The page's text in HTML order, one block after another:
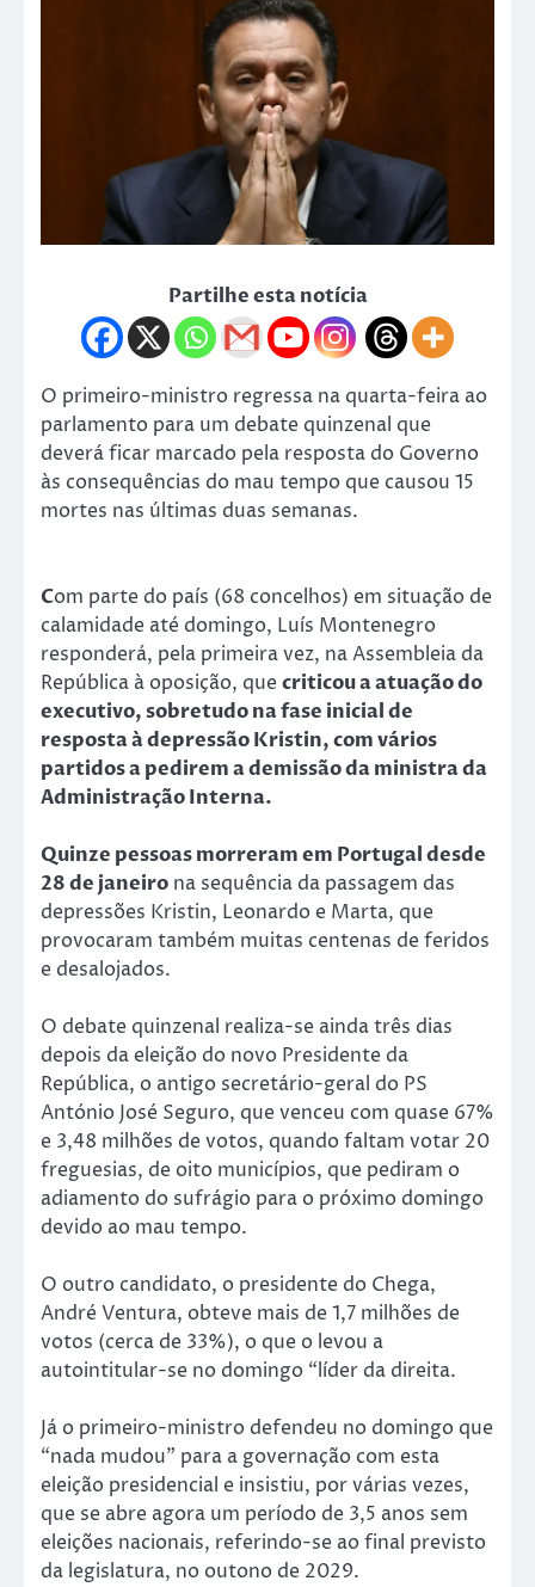
Partilhe esta notícia
O primeiro-ministro regressa na quarta-feira ao
parlamento para um debate quinzenal que
deverá ficar marcado pela resposta do Governo
às consequências do mau tempo que causou 15
mortes nas últimas duas semanas.
Com parte do país (68 concelhos) em situação de
calamidade até domingo, Luís Montenegro
responderá, pela primeira vez, na Assembleia da
República à oposição, quecriticou a atuação do
executivo, sobretudo na fase inicial de
resposta à depressão Kristin, com vários
partidos a pedirem a demissão da ministra da
Administração Interna.
Quinze pessoas morreram em Portugal desde
28 de janeiro na sequência da passagem das
depressões Kristin, Leonardo e Marta, que
provocaram também muitas centenas de feridos
e desalojados.
O debate quinzenal realiza-se ainda três dias
depois da eleição do novo Presidente da
República, o antigo secretário-geral do PS
António José Seguro, que venceu com quase 67%
e 3,48 milhões de votos, quando faltam votar 20
freguesias, de oito municípios, que pediram o
adiamento do sufrágio para o próximo domingo
devido ao mau tempo.
O outro candidato, o presidente do Chega,
André Ventura, obteve mais de 1,7 milhões de
votos (cerca de 33%), o que o levou a
autointitular-se no domingo “líder da direita.
Já o primeiro-ministro defendeu no domingo que
“nada mudou” para a governação com esta
eleição presidencial e insistiu, por várias vezes,
que se abre agora um período de 3,5 anos sem
eleições nacionais, referindo-se ao final previsto
da legislatura, no outono de 2029.